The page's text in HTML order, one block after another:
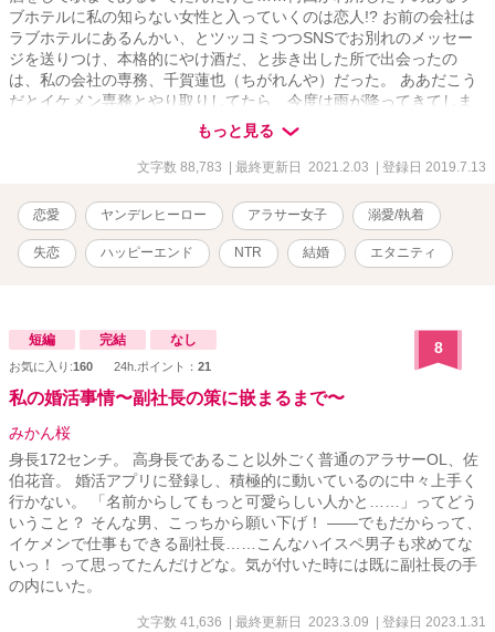
ブホテルに私の知らない女性と入っていくのは恋人!? お前の会社は
ラブホテルにあるんかい、とツッコミつつSNSでお別れのメッセー
ジを送りつけ、本格的にやけ酒だ、と歩き出した所で出会ったの
は、私の会社の専務、千賀蓮也（ちがれんや）だった。 ああだこう
だとイケメン専務とやり取りしてたら、今度は雨が降ってきてしま
い、何故か上司と一緒に元恋人が入っていったラブホテルへと雨宿
りで連れて行かれ……。 ええ？私どうなってしまうのでしょうか。
ちょっとヤンデレなイケメン上司と気の強い失恋したばかりのアラ
注意ください。 第十四回恋愛大賞で奨励賞をいただきました。投票
くださった皆様に感謝いたします。 他サイトでも掲載中
もっと見る
文字数 88,783 | 最終更新日 2021.2.03 | 登録日 2019.7.13
恋愛 ヤンデレヒーロー アラサー女子 溺愛/執着
失恋 ハッピーエンド NTR 結婚 エタニティ
短編 完結 なし
お気に入り:160 24h.ポイント： 21
8
私の婚活事情〜副社長の策に嵌まるまで〜
みかん桜
身長172センチ。 高身長であること以外ごく普通のアラサーOL、佐
伯花音。 婚活アプリに登録し、積極的に動いているのに中々上手く
行かない。 「名前からしてもっと可愛らしい人かと……」ってどう
いうこと？ そんな男、こっちから願い下げ！ ——でもだからって、
イケメンで仕事もできる副社長……こんなハイスペ男子も求めてな
いっ！ って思ってたんだけどな。気が付いた時には既に副社長の手
の内にいた。
文字数 41,636 | 最終更新日 2023.3.09 | 登録日 2023.1.31